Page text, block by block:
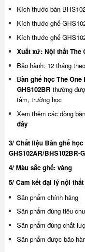
Kích thước bàn
Kích thước ghế
Kích thước ghế
Xuất xứ: Nội thất The
Bảo hành: 12 tháng
Bàn ghế học The One
GHS102BR thường
tâm, trường học
Xem thêm các dòng
đây
3/ Chất liệu Bàn ghế học
GHS102AR/BHS102BR-
4/ Màu sắc ghế: vàng
5/ Cam kết đại lý nội
Sản phẩm chính hãng
Sản phẩm đúng tiêu
Sản phẩm đúng chất
Sản phẩm được bảo